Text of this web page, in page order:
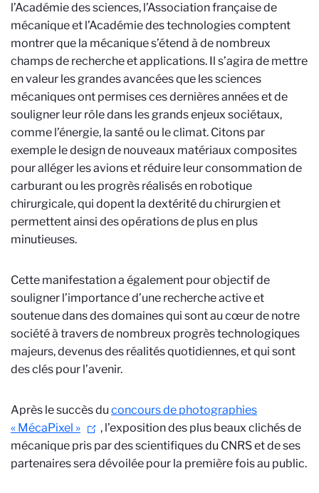
l’Académie des sciences, l’Association française de
mécanique et l’Académie des technologies comptent
montrer que la mécanique s’étend à de nombreux
champs de recherche et applications. Il s’agira de mettre
en valeur les grandes avancées que les sciences
mécaniques ont permises ces dernières années et de
souligner leur rôle dans les grands enjeux sociétaux,
comme l’énergie, la santé ou le climat. Citons par
exemple le design de nouveaux matériaux composites
pour alléger les avions et réduire leur consommation de
carburant ou les progrès réalisés en robotique
chirurgicale, qui dopent la dextérité du chirurgien et
permettent ainsi des opérations de plus en plus
minutieuses.
Cette manifestation a également pour objectif de
souligner l’importance d’une recherche active et
soutenue dans des domaines qui sont au cœur de notre
société à travers de nombreux progrès technologiques
majeurs, devenus des réalités quotidiennes, et qui sont
des clés pour l’avenir.
Après le succès du concours de photographies
« MécaPixel »
, l’exposition des plus beaux clichés de
mécanique pris par des scientifiques du CNRS et de ses
partenaires sera dévoilée pour la première fois au public.